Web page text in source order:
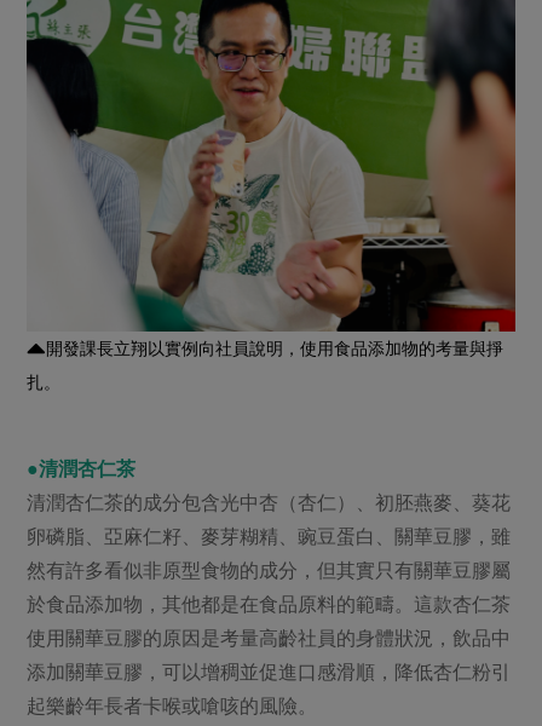
開發課長立翔以實例向社員說明，使用食品添加物的考量與掙
扎。
●清潤杏仁茶
清潤杏仁茶的成分包含光中杏（杏仁）、初胚燕麥、葵花
卵磷脂、亞麻仁籽、麥芽糊精、豌豆蛋白、關華豆膠，雖
然有許多看似非原型食物的成分，但其實只有關華豆膠屬
於食品添加物，其他都是在食品原料的範疇。這款杏仁茶
使用關華豆膠的原因是考量高齡社員的身體狀況，飲品中
添加關華豆膠，可以增稠並促進口感滑順，降低杏仁粉引
起樂齡年長者卡喉或嗆咳的風險。